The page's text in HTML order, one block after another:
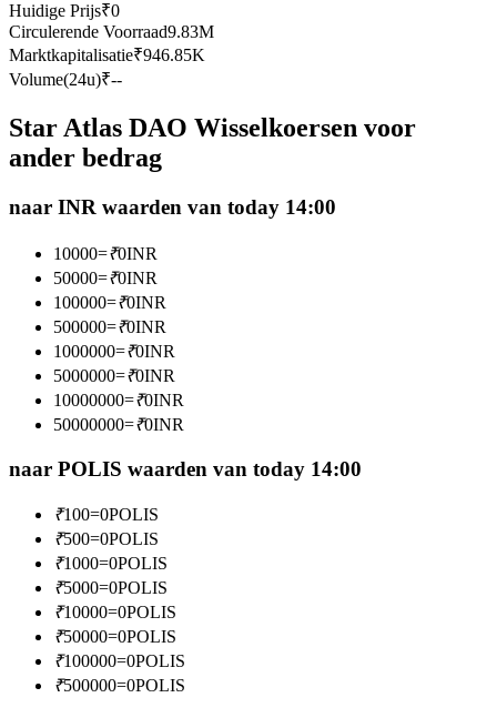
Kopiëren Handel
Sluit je aan bij top traders
Word een Copy Trader
Geniet van winstdeling en copy trading commissies
Informatie
Big data-analyse inclusief handelsinformatie, enz.
Huidige Prijs₹0
Circulerende Voorraad9.83M
Marktkapitalisatie₹946.85K
Volume(24u)₹--
Star Atlas DAO Wisselkoersen voor
ander bedrag
naar INR waarden van today 14:00
10000=₹0INR
50000=₹0INR
100000=₹0INR
500000=₹0INR
1000000=₹0INR
5000000=₹0INR
10000000=₹0INR
50000000=₹0INR
naar POLIS waarden van today 14:00
₹100=0POLIS
₹500=0POLIS
₹1000=0POLIS
₹5000=0POLIS
₹10000=0POLIS
₹50000=0POLIS
₹100000=0POLIS
₹500000=0POLIS